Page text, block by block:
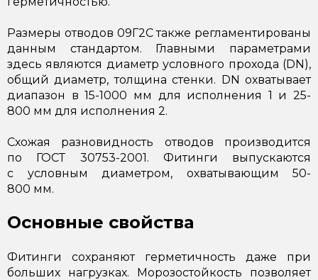
Размеры отводов 09Г2С также регламентированы
данным стандартом. Главными параметрами
здесь являются диаметр условного прохода (DN),
общий диаметр, толщина стенки. DN охватывает
диапазон в 15-1000 мм для исполнения 1 и 25-
800 мм для исполнения 2.
Схожая разновидность отводов производится
по ГОСТ 30753-2001. Фитинги выпускаются
с условным диаметром, охватывающим 50-
800 мм.
Основные свойства
Фитинги сохраняют герметичность даже при
больших нагрузках. Морозостойкость позволяет